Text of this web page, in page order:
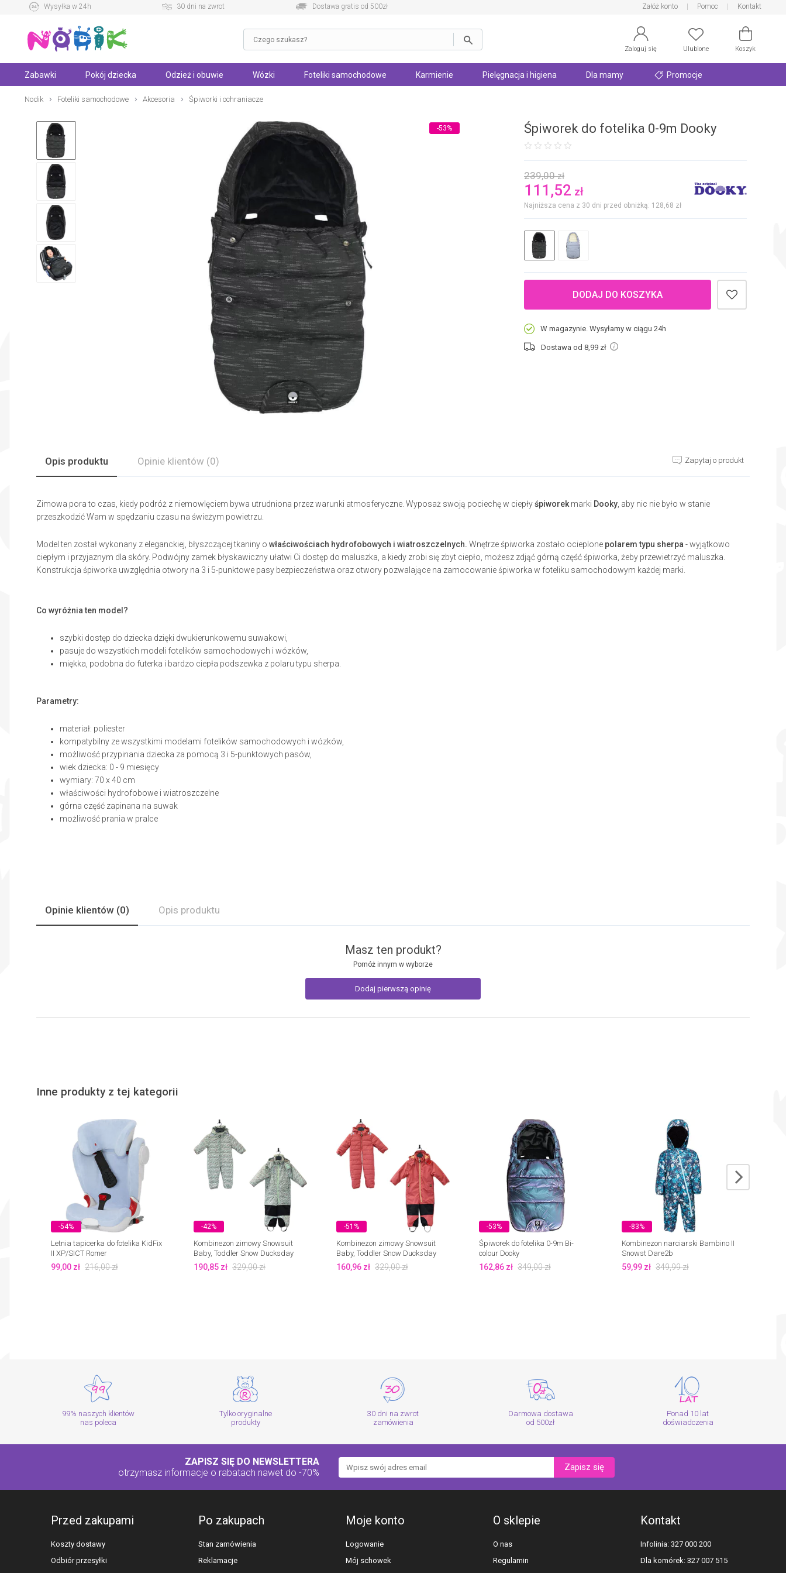
Wysyłka w 24h 30 dni na zwrot Dostawa gratis od 500zł Załóż konto Pomoc Kontakt
Zaloguj się Ulubione Koszyk
Zabawki Pokój dziecka Odzież i obuwie Wózki Foteliki samochodowe Karmienie Pielęgnacja i higiena Dla mamy Promocje
Nodik Foteliki samochodowe Akcesoria Śpiworki i ochraniacze
Śpiworek do fotelika 0-9m Dooky
239,00zł
111,52 zł
Najniższa cena z 30 dni przed obniżką: 128,68 zł
DODAJ DO KOSZYKA
W magazynie. Wysyłamy w ciągu 24h
Dostawa od 8,99 zł
-53%
Opis produktu Opinie klientów (0) Zapytaj o produkt
Zimowa pora to czas, kiedy podróż z niemowlęciem bywa utrudniona przez warunki atmosferyczne. Wyposaż swoją pociechę w ciepłyśpiworek marki Dooky , aby nic nie było w stanie
przeszkodzić Wam w spędzaniu czasu na świeżym powietrzu.
Model ten został wykonany z eleganckiej, błyszczącej tkaniny o właściwościach hydrofobowych i wiatroszczelnych. Wnętrze śpiworka zostało ocieplone polarem typu sherpa - wyjątkowo
ciepłym i przyjaznym dla skóry. Podwójny zamek błyskawiczny ułatwi Ci dostęp do maluszka, a kiedy zrobi się zbyt ciepło, możesz zdjąć górną część śpiworka, żeby przewietrzyć maluszka.
Konstrukcja śpiworka uwzględnia otwory na 3 i 5-punktowe pasy bezpieczeństwa oraz otwory pozwalające na zamocowanie śpiworka w foteliku samochodowym każdej marki.
Co wyróżnia ten model?
szybki dostęp do dziecka dzięki dwukierunkowemu suwakowi,
pasuje do wszystkich modeli fotelików samochodowych i wózków,
miękka, podobna do futerka i bardzo ciepła podszewka z polaru typu sherpa.
Parametry:
materiał: poliester
kompatybilny ze wszystkimi modelami fotelików samochodowych i wózków,
możliwość przypinania dziecka za pomocą 3 i 5-punktowych pasów,
wiek dziecka: 0 - 9 miesięcy
wymiary: 70 x 40 cm
właściwości hydrofobowe i wiatroszczelne
górna część zapinana na suwak
możliwość prania w pralce
Opinie klientów (0) Opis produktu
Masz ten produkt?
Pomóż innym w wyborze
Dodaj pierwszą opinię
Inne produkty z tej kategorii
-54%
Letnia tapicerka do fotelika KidFix
II XP/SICT Romer
99,00 zł 216,00zł
-42%
Kombinezon zimowy Snowsuit
Baby, Toddler Snow Ducksday
190,85 zł 329,00zł
-51%
Kombinezon zimowy Snowsuit
Baby, Toddler Snow Ducksday
160,96 zł 329,00zł
-53%
Śpiworek do fotelika 0-9m Bi-
colour Dooky
162,86 zł 349,00zł
-83%
Kombinezon narciarski Bambino II
Snowst Dare2b
59,99 zł 349,99zł
99% naszych klientów
nas poleca
Tylko oryginalne
produkty
30 dni na zwrot
zamówienia
Darmowa dostawa
od 500zł
Ponad 10 lat
doświadczenia
ZAPISZ SIĘ DO NEWSLETTERA
otrzymasz informacje o rabatach nawet do -70%
Zapisz się
Przed zakupami
Koszty dostawy
Odbiór przesyłki
Po zakupach
Stan zamówienia
Reklamacje
Moje konto
Logowanie
Mój schowek
O sklepie
O nas
Regulamin
Kontakt
Infolinia: 327 000 200
Dla komórek: 327 007 515